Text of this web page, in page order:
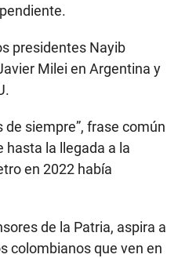
presidentes Nayib
Milei en Argentina y
de siempre”, frase común
hasta la llegada a la
en 2022 había
de la Patria, aspira a
colombianos que ven en